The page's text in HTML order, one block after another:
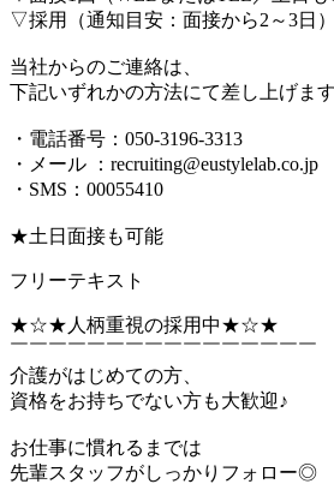
▽採用（通知目安：面接から2～3日）
当社からのご連絡は、
下記いずれかの方法にて差し上げます
・電話番号：050-3196-3313
・メール ：recruiting@eustylelab.co.jp
・SMS：00055410
★土日面接も可能
フリーテキスト
★☆★人柄重視の採用中★☆★
￣￣￣￣￣￣￣￣￣￣￣￣￣￣￣￣
介護がはじめての方、
資格をお持ちでない方も大歓迎♪
お仕事に慣れるまでは
先輩スタッフがしっかりフォロー◎